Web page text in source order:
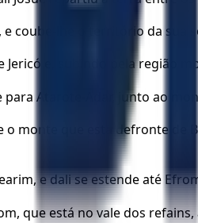
coube-lhe o território da sua
e, subindo pela região
para Atarote-Adar, junto ao
monte que está defronte de
e dali se estende até
que está no vale dos